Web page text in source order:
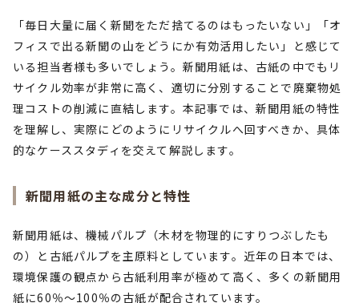
「毎日大量に届く新聞をただ捨てるのはもったいない」「オ
フィスで出る新聞の山をどうにか有効活用したい」と感じて
いる担当者様も多いでしょう。新聞用紙は、古紙の中でもリ
サイクル効率が非常に高く、適切に分別することで廃棄物処
理コストの削減に直結します。本記事では、新聞用紙の特性
を理解し、実際にどのようにリサイクルへ回すべきか、具体
的なケーススタディを交えて解説します。
新聞用紙の主な成分と特性
新聞用紙は、機械パルプ（木材を物理的にすりつぶしたも
の）と古紙パルプを主原料としています。近年の日本では、
環境保護の観点から古紙利用率が極めて高く、多くの新聞用
紙に60％〜100％の古紙が配合されています。